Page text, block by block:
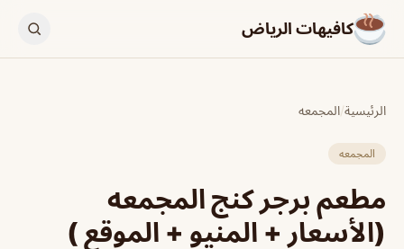
كافيهات الرياض
الرئيسية/المجمعه
المجمعه
مطعم برجر كنج المجمعه
(الأسعار + المنيو + الموقع )